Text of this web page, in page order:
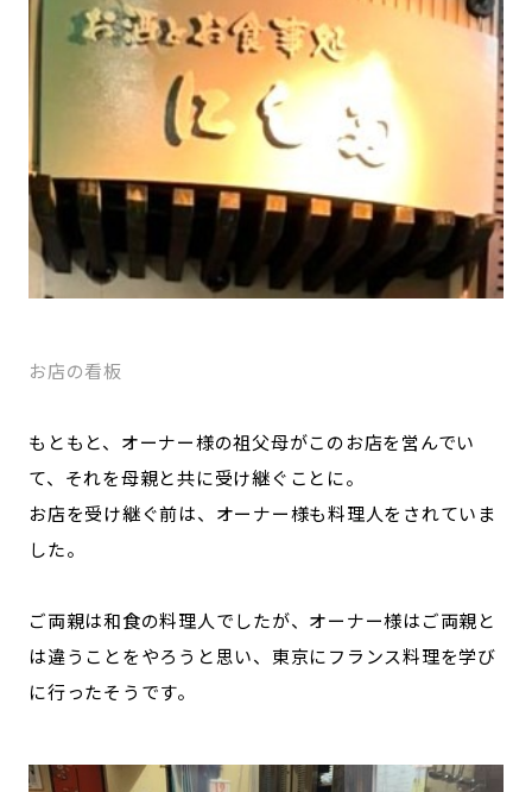
お店の看板
もともと、オーナー様の祖父母がこのお店を営んでい
て、それを母親と共に受け継ぐことに。
お店を受け継ぐ前は、オーナー様も料理人をされていま
した。
ご両親は和食の料理人でしたが、オーナー様はご両親と
は違うことをやろうと思い、東京にフランス料理を学び
に行ったそうです。